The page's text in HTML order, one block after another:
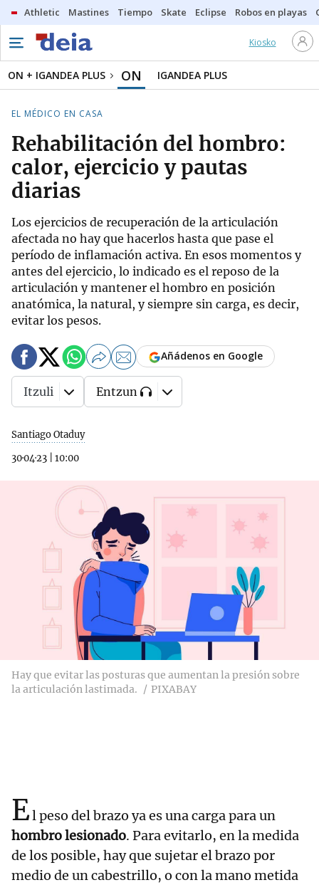
Athletic Mastines Tiempo Skate Eclipse Robos en playas
Kiosko
ON + IGANDEA PLUS ON IGANDEA PLUS
EL MÉDICO EN CASA
Rehabilitación del hombro:
calor, ejercicio y pautas
diarias
Los ejercicios de recuperación de la articulación
afectada no hay que hacerlos hasta que pase el
período de inflamación activa. En esos momentos y
antes del ejercicio, lo indicado es el reposo de la
articulación y mantener el hombro en posición
anatómica, la natural, y siempre sin carga, es decir,
evitar los pesos.
Santiago Otaduy
30·04·23
10:00
Añádenos en Google
Itzuli Entzun
Hay que evitar las posturas que aumentan la presión sobre
la articulación lastimada.
PIXABAY
El peso del brazo ya es una carga para un
hombro lesionado. Para evitarlo, en la medida
de los posible, hay que sujetar el brazo por
medio de un cabestrillo, o con la mano metida